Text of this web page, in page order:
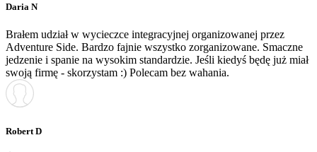
Daria N
Brałem udział w wycieczce integracyjnej organizowanej przez
Adventure Side. Bardzo fajnie wszystko zorganizowane. Smaczne
jedzenie i spanie na wysokim standardzie. Jeśli kiedyś będę już miał
swoją firmę - skorzystam :) Polecam bez wahania.
Robert D